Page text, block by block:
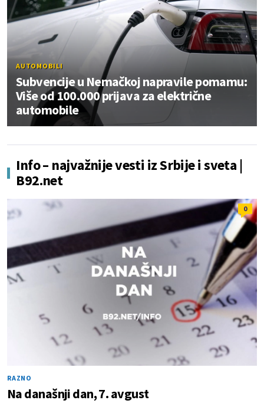
AUTOMOBILI
Subvencije u Nemačkoj napravile pomamu:
Više od 100.000 prijava za električne
automobile
Info – najvažnije vesti iz Srbije i sveta |
B92.net
0
RAZNO
Na današnji dan, 7. avgust